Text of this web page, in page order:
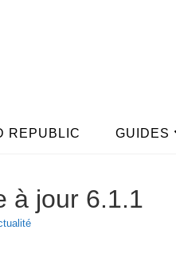
REPUBLIC GUIDES
à jour 6.1.1